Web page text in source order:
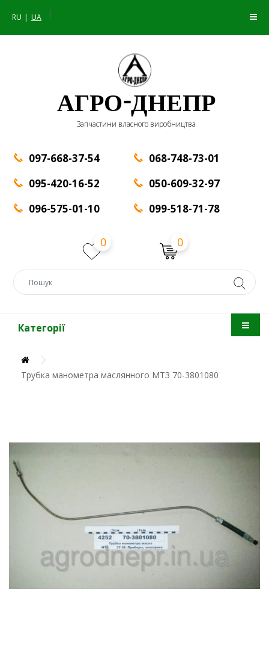
RU UA |
АГРО-ДНЕПР
Запчастини власного виробництва
097-668-37-54
095-420-16-52
096-575-01-10
068-748-73-01
050-609-32-97
099-518-71-78
0 0
Категорії
Трубка манометра маслянного МТЗ 70-3801080